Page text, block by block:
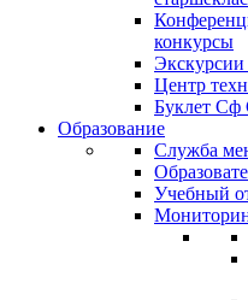
конкурсы
Центр
Буклет
Образование
Служба
Учебный